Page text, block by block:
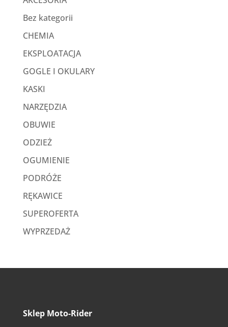
Bez kategorii
CHEMIA
EKSPLOATACJA
GOGLE I OKULARY
KASKI
NARZĘDZIA
OBUWIE
ODZIEŻ
OGUMIENIE
PODRÓŻE
RĘKAWICE
SUPEROFERTA
WYPRZEDAŻ
Sklep Moto-Rider